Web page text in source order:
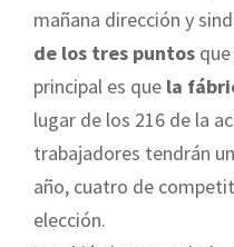
mañana dirección y
de los tres puntos
principal es que la
lugar de los 216 de la
trabajadores tendrán
año, cuatro de
elección.